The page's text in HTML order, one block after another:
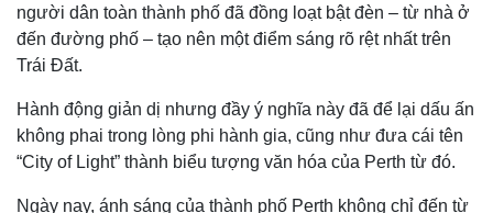
người dân toàn thành phố đã đồng loạt bật đèn – từ nhà ở
đến đường phố – tạo nên một điểm sáng rõ rệt nhất trên
Trái Đất.
Hành động giản dị nhưng đầy ý nghĩa này đã để lại dấu ấn
không phai trong lòng phi hành gia, cũng như đưa cái tên
“City of Light” thành biểu tượng văn hóa của Perth từ đó.
Ngày nay, ánh sáng của thành phố Perth không chỉ đến từ